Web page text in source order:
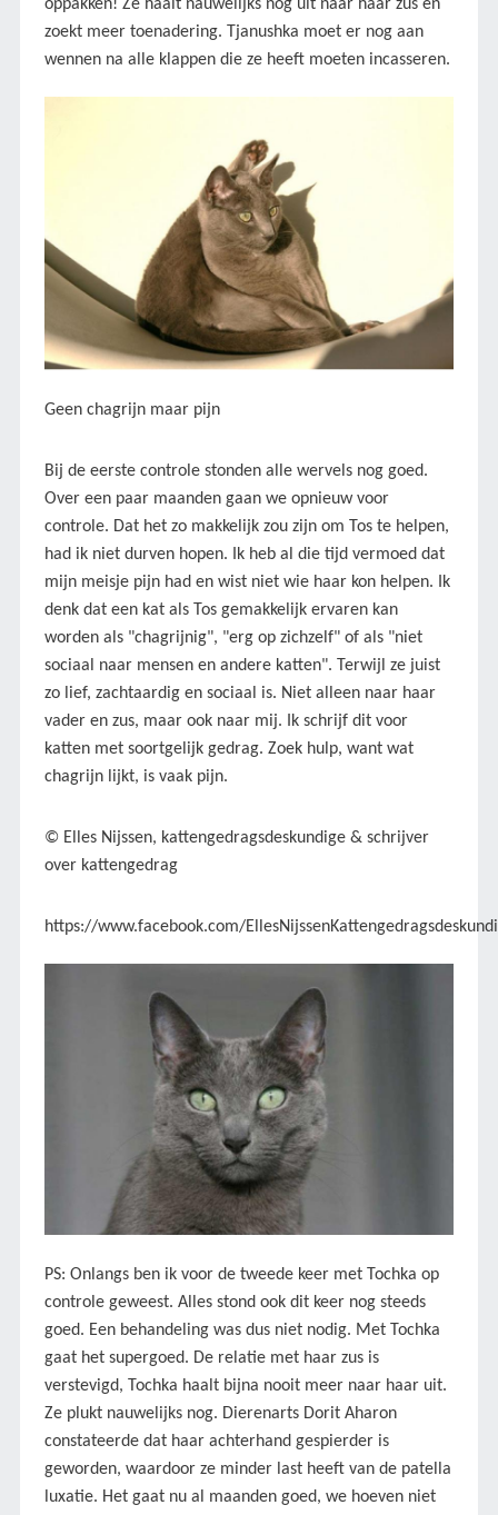
oppakken! Ze haalt nauwelijks nog uit naar haar zus en
zoekt meer toenadering. Tjanushka moet er nog aan
wennen na alle klappen die ze heeft moeten incasseren.
Geen chagrijn maar pijn
Bij de eerste controle stonden alle wervels nog goed.
Over een paar maanden gaan we opnieuw voor
controle. Dat het zo makkelijk zou zijn om Tos te helpen,
had ik niet durven hopen. Ik heb al die tijd vermoed dat
mijn meisje pijn had en wist niet wie haar kon helpen. Ik
denk dat een kat als Tos gemakkelijk ervaren kan
worden als "chagrijnig", "erg op zichzelf" of als "niet
sociaal naar mensen en andere katten". Terwijl ze juist
zo lief, zachtaardig en sociaal is. Niet alleen naar haar
vader en zus, maar ook naar mij. Ik schrijf dit voor
katten met soortgelijk gedrag. Zoek hulp, want wat
chagrijn lijkt, is vaak pijn.
© Elles Nijssen, kattengedragsdeskundige & schrijver
over kattengedrag
https://www.facebook.com/
PS: Onlangs ben ik voor de tweede keer met Tochka op
controle geweest. Alles stond ook dit keer nog steeds
goed. Een behandeling was dus niet nodig. Met Tochka
gaat het supergoed. De relatie met haar zus is
verstevigd, Tochka haalt bijna nooit meer naar haar uit.
Ze plukt nauwelijks nog. Dierenarts Dorit Aharon
constateerde dat haar achterhand gespierder is
geworden, waardoor ze minder last heeft van de patella
luxatie. Het gaat nu al maanden goed, we hoeven niet